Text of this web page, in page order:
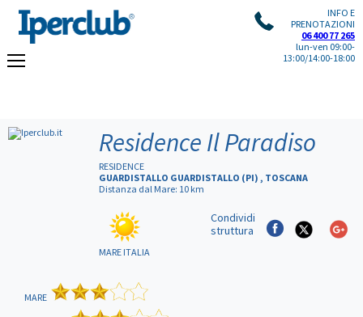
INFO E
PRENOTAZIONI
06 400 77 265
lun-ven 09:00-
13:00/14:00-18:00
Residence Il Paradiso
RESIDENCE
GUARDISTALLO GUARDISTALLO (PI) , TOSCANA
Distanza dal Mare: 10 km
MARE ITALIA
Condividi
struttura
MARE